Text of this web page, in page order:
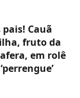
Cauã
fruto da
em rolê